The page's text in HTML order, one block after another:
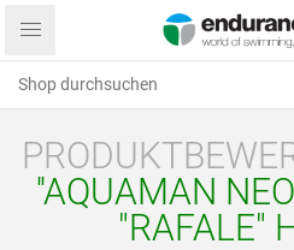
AQUAMAN
"RAFALE"